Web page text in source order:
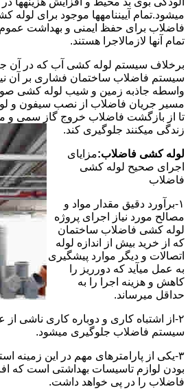
میشود.تمام آییننامهها موجود برای
فاضلاب برای حفظ ایمنی و بهداشت
تمام آنها لازمالاجرا هستند.
برخلاف سیستم لوله کشی آب که در آن
سیستم فاضلاب ساختمان فشاری بر آن
واسطه جاذبه زمین و شیب لوله کشی
مسیر جریان فاضلاب از نصب سیفون و
تا از بازگشت فاضلاب خروج گاز سمی و
زندگی میکنند جلوگیری کند.
لوله کشی فاضلاب:مزایای
اجرای صحیح لوله کشی
فاضلاب
۱-برآورد دقیق مقدار مواد و
مصالح مورد نیاز اجرای پروژه
لوله کشی فاضلاب ساختمان
که از خرید بیش از اندازه لوله
اتصالات و دیگر موارد پیشگیری
به عمل میآید که دورریز را
کاهش و هزینه اجرا را به
حداقل میرساند.
۲-از اشتباه کاری و دوباره کاری ناشی
سیستم فاضلاب جلوگیری میشود.
۳-یکی از پارامترهای مهم در این زمینه
بودن لوازم تاسیسات بهداشتی است که
فاضلاب را در پی خواهد داشت.